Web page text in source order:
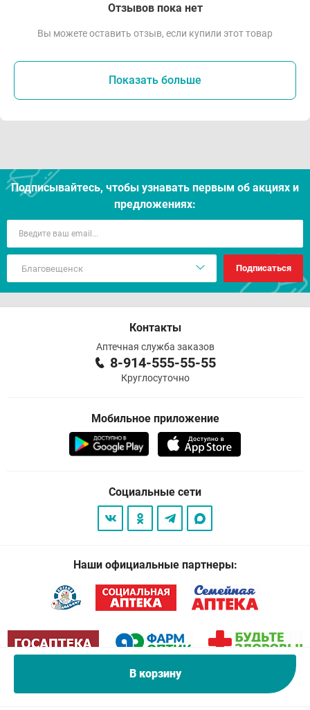
В корзину
Отзывов пока нет
Вы можете оставить отзыв, если купили этот товар
Показать больше
Подписывайтесь, чтобы узнавать первым об акцияx и
предложениях:
Подписаться
Контакты
Аптечная служба заказов
8-914-555-55-55
Круглосуточно
Мобильное приложение
Социальные сети
Наши официальные партнеры: